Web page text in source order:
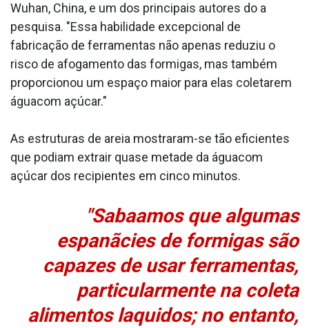
Wuhan, China, e um dos principais autores do a
pesquisa. "Essa habilidade excepcional de
fabricação de ferramentas não apenas reduziu o
risco de afogamento das formigas, mas também
proporcionou um espaço maior para elas coletarem
águacom açúcar."
As estruturas de areia mostraram-se tão eficientes
que podiam extrair quase metade da águacom
açúcar dos recipientes em cinco minutos.
"Saba­amos que algumas
espanãcies de formigas são
capazes de usar ferramentas,
particularmente na coleta
alimentos la­quidos; no entanto,